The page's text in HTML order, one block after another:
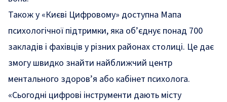
Також у «Києві Цифровому» доступна Мапа
психологічної підтримки, яка об’єднує понад 700
закладів і фахівців у різних районах столиці. Це дає
змогу швидко знайти найближчий центр
ментального здоров’я або кабінет психолога.
«Сьогодні цифрові інструменти дають місту